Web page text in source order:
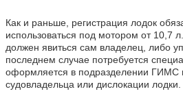
Как и раньше, регистрация лодок
использоваться под мотором от 10,7
должен явиться сам владелец, либо
последнем случае потребуется
оформляется в подразделении ГИМС
судовладельца или дислокации лодки.